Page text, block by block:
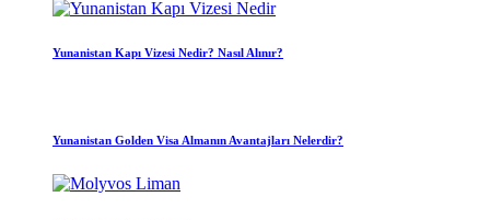
Yunanistan Kapı Vizesi Nedir? Nasıl Alınır?
Yunanistan Golden Visa Almanın Avantajları Nelerdir?